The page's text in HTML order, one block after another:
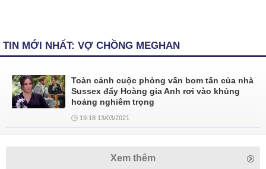
TIN MỚI NHẤT: VỢ CHỒNG MEGHAN
Toàn cảnh cuộc phỏng vấn bom tấn của nhà
Sussex đẩy Hoàng gia Anh rơi vào khủng
hoảng nghiêm trọng
19:18 13/03/2021
Xem thêm